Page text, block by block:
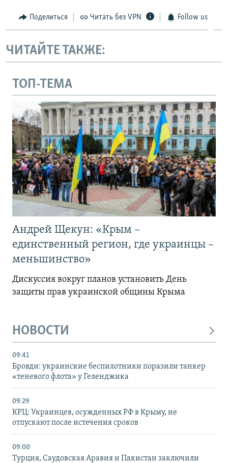
Поделиться Читать без VPN Follow us
ЧИТАЙТЕ ТАКЖЕ:
ТОП-ТЕМА
Андрей Щекун: «Крым –
единственный регион, где украинцы –
меньшинство»
Дискуссия вокруг планов установить День
защиты прав украинской общины Крыма
НОВОСТИ
09:41
Бровди: украинские беспилотники поразили танкер
«теневого флота» у Геленджика
09:29
КРЦ: Украинцев, осужденных РФ в Крыму, не
отпускают после истечения сроков
09:00
Турция, Саудовская Аравия и Пакистан заключили